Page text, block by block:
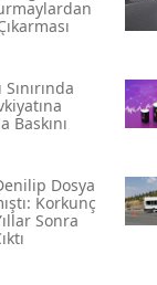
Baskını
Dosya
Korkunç
Sonra